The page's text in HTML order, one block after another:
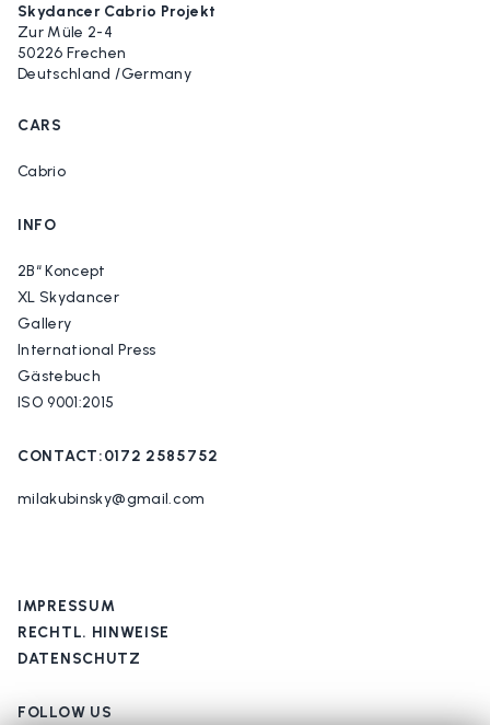
Skydancer Cabrio Projekt
Zur Müle 2-4
50226 Frechen
Deutschland /Germany
CARS
Cabrio
INFO
2B“ Koncept
XL Skydancer
Gallery
International Press
Gästebuch
ISO 9001:2015
CONTACT:0172 2585752
milakubinsky@gmail.com
IMPRESSUM
RECHTL. HINWEISE
DATENSCHUTZ
FOLLOW US